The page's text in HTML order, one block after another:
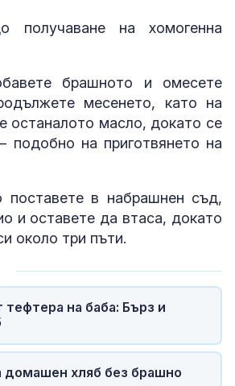
получаване на хомогенна
брашното и омесете
месенето, като на
останалото масло, докато се
подобно на приготвянето на
поставете в набрашнен съд,
и оставете да втаса, докато
около три пъти.
тефтера на баба: Бърз и
домашен хляб без брашно